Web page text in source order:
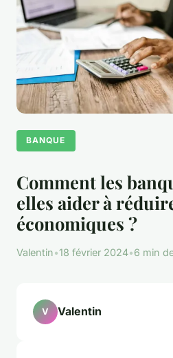
BANQUE
Comment les
elles aider à
économiques ?
Valentin•18 février 2024•6 min
V Valentin